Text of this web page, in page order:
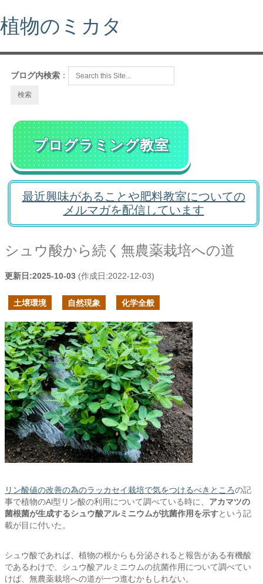
植物のミカタ
ブログ内検索 ：
プログラミング教室
最近興味があることや肥料教室についての
メルマガを配信しています
シュウ酸から続く無農薬栽培への道
更新日:2025-10-03 (作成日:2022-12-03)
土壌環境 自然現象 化学全般
リン酸値の改善の為のラッカセイ栽培で気をつけるべきところの記
事で植物のAl型リン酸の利用について調べている時に、 アカマツの
菌根菌が生成するシュウ酸アルミニウムが抗菌作用を示すという記
載が目に付いた。
シュウ酸であれば、植物の根からも分泌されると報告がある有機酸
であるわけで、シュウ酸アルミニウムの抗菌作用について調べてい
けば、無農薬栽培への道が一つ進むかもしれない。